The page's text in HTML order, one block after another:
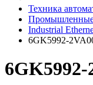
Техника
Industrial
6GK5992-